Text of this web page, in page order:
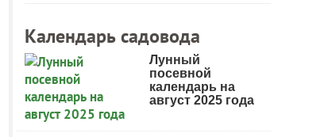
Календарь садовода
Лунный
посевной
календарь на
август 2025 года